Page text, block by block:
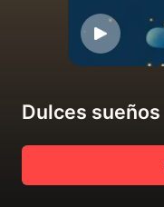
Dulces sueños